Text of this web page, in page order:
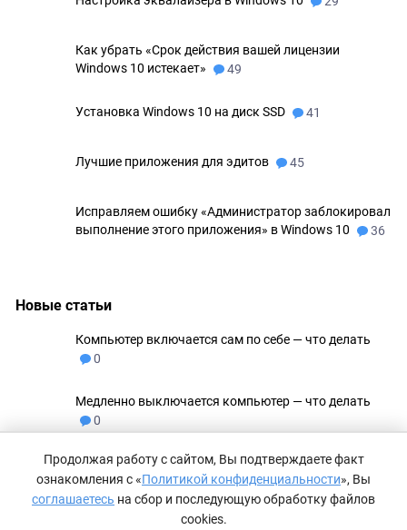
Как убрать «Срок действия вашей лицензии
Windows 10 истекает»
49
Установка Windows 10 на диск SSD 41
Лучшие приложения для эдитов 45
Исправляем ошибку «Администратор заблокировал
выполнение этого приложения» в Windows 10
36
Новые статьи
Компьютер включается сам по себе — что делать
0
Медленно выключается компьютер — что делать
0
Не удаляются файлы с флешки 0
Как сделать невидимую папку в Windows 11
Продолжая работу с сайтом, Вы подтверждаете факт
ознакомления с «Политикой конфиденциальности», Вы
соглашаетесь на сбор и последующую обработку файлов
cookies.